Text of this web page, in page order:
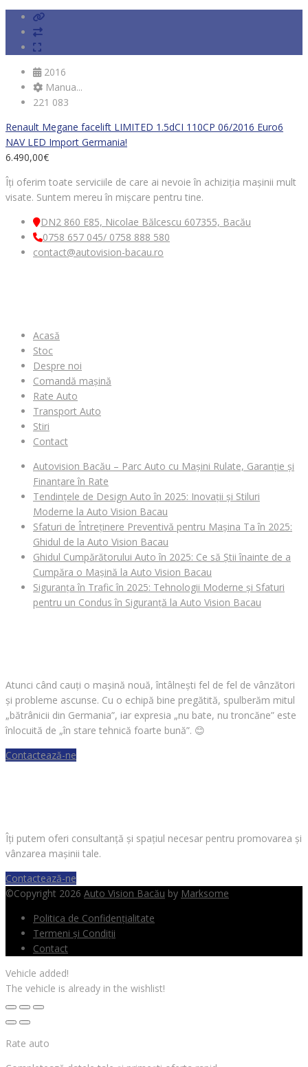
2016
Manua...
221 083
Renault Megane facelift LIMITED 1.5dCI 110CP 06/2016 Euro6
NAV LED Import Germania!
6.490,00€
Îți oferim toate serviciile de care ai nevoie în achiziția mașinii mult
visate. Suntem mereu în mișcare pentru tine.
DN2 860 E85, Nicolae Bălcescu 607355, Bacău
0758 657 045/ 0758 888 580
contact@autovision-bacau.ro
Acasă
Stoc
Despre noi
Comandă mașină
Rate Auto
Transport Auto
Stiri
Contact
Autovision Bacău – Parc Auto cu Mașini Rulate, Garanție și
Finanțare în Rate
Tendințele de Design Auto în 2025: Inovații și Stiluri
Moderne la Auto Vision Bacau
Sfaturi de Întreținere Preventivă pentru Mașina Ta în 2025:
Ghidul de la Auto Vision Bacau
Ghidul Cumpărătorului Auto în 2025: Ce să Știi înainte de a
Cumpăra o Mașină la Auto Vision Bacau
Siguranța în Trafic în 2025: Tehnologii Moderne și Sfaturi
pentru un Condus în Siguranță la Auto Vision Bacau
Atunci când cauți o mașină nouă, întâlnești fel de fel de vânzători
și probleme ascunse. Cu o echipă bine pregătită, spulberăm mitul
„bătrânicii din Germania”, iar expresia „nu bate, nu troncăne” este
înlocuită de „în stare tehnică foarte bună”. 😊
Contactează-ne
Îți putem oferi consultanță și spațiul necesar pentru promovarea și
vânzarea mașinii tale.
Contactează-ne
©Copyright 2026 Auto Vision Bacău by Marksome
Politica de Confidențialitate
Termeni și Condiții
Contact
Vehicle added!
The vehicle is already in the wishlist!
Rate auto